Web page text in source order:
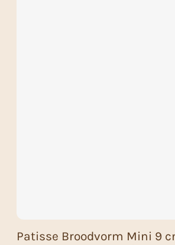
Patisse Broodvorm Mini 9